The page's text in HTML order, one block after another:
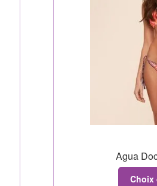
Agua
Choix